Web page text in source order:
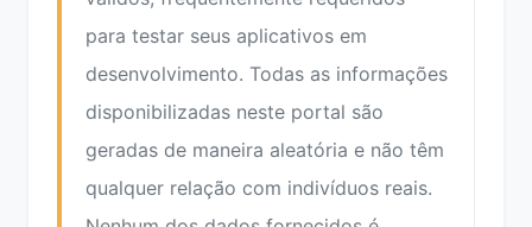
para testar seus aplicativos em
desenvolvimento. Todas as informações
disponibilizadas neste portal são
geradas de maneira aleatória e não têm
qualquer relação com indivíduos reais.